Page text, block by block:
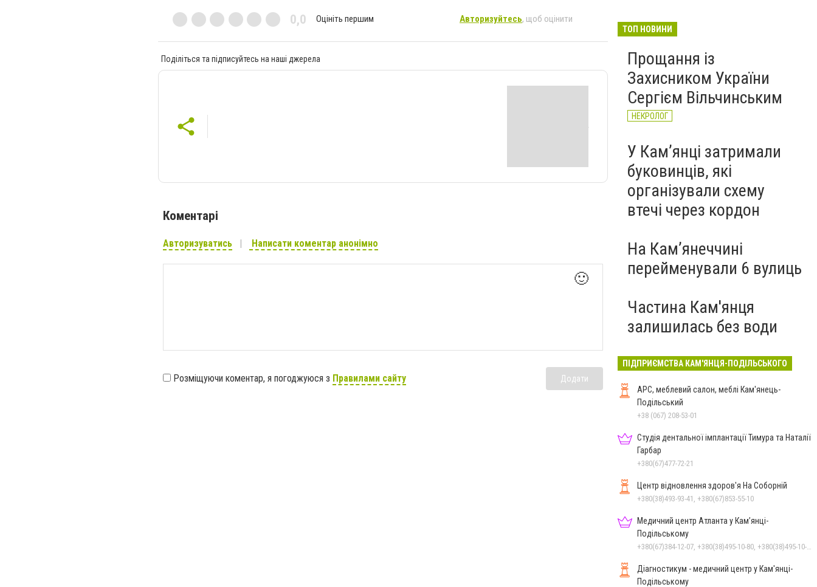
0,0 Оцініть першим Авторизуйтесь, щоб оцінити
Поділіться та підписуйтесь на наші джерела
Коментарі
Авторизуватись Написати коментар анонімно
🙂
Розміщуючи коментар, я погоджуюся з Правилами сайту Додати
ТОП НОВИНИ
Прощання із
Захисником України
Сергієм Вільчинським
НЕКРОЛОГ
У Кам’янці затримали
буковинців, які
організували схему
втечі через кордон
На Камʼянеччині
перейменували 6 вулиць
Частина Кам'янця
залишилась без води
ПІДПРИЄМСТВА КАМ'ЯНЦЯ-ПОДІЛЬСЬКОГО
АРС, меблевий салон, меблі Кам'янець-
Подільський
+38 (067) 208-53-01
Студія дентальної імплантації Тимура та Наталії
Гарбар
+380(67)477-72-21
Центр відновлення здоров'я На Соборній
+380(38)493-93-41, +380(67)853-55-10
Медичний центр Атланта у Кам’янці-
Подільському
+380(67)384-12-07, +380(38)495-10-80, +380(38)495-10-70
Діагностикум - медичний центр у Кам'янці-
Подільському